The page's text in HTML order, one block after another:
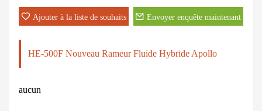
Ajouter à la liste de souhaits Envoyer enquête maintenant
HE-500F Nouveau Rameur Fluide Hybride Apollo
aucun